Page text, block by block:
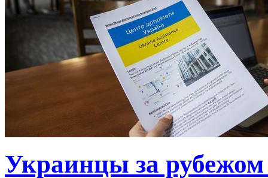
Украинцы за рубежом